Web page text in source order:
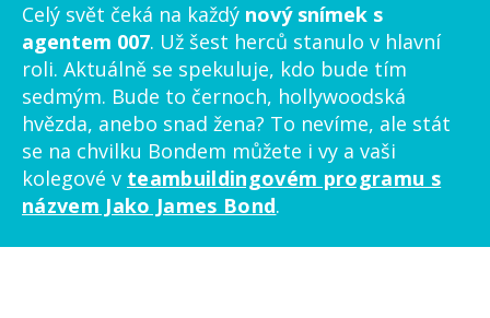
Celý svět čeká na každý nový snímek s
agentem 007. Už šest herců stanulo v hlavní
roli. Aktuálně se spekuluje, kdo bude tím
sedmým. Bude to černoch, hollywoodská
hvězda, anebo snad žena? To nevíme, ale stát
se na chvilku Bondem můžete i vy a vaši
kolegové v teambuildingovém programu s
názvem Jako James Bond.